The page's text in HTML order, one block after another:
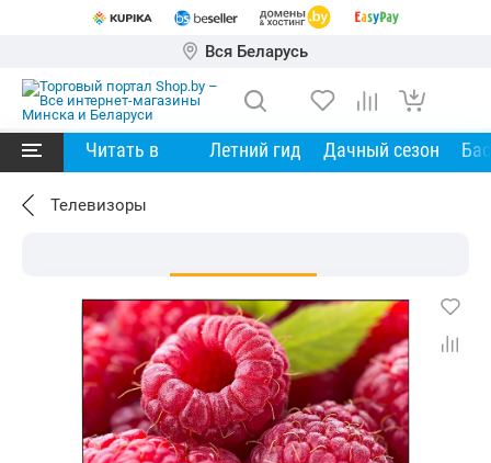
Вся Беларусь
Читать в Летний гид Дачный сезон
Телевизоры